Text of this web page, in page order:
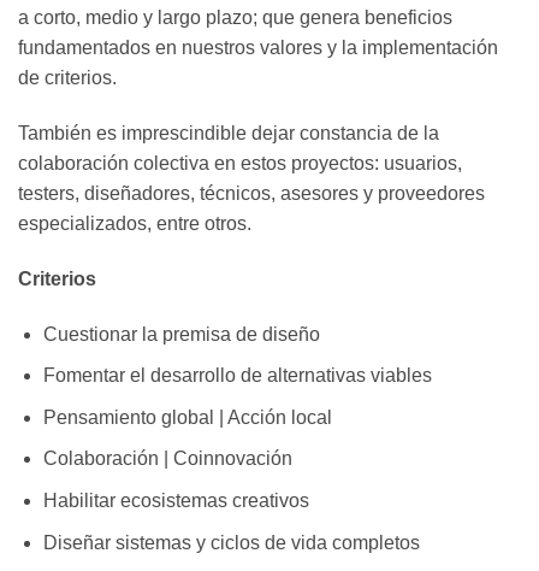
a corto, medio y largo plazo; que genera beneficios
fundamentados en nuestros valores y la implementación
de criterios.
También es imprescindible dejar constancia de la
colaboración colectiva en estos proyectos: usuarios,
testers, diseñadores, técnicos, asesores y proveedores
especializados, entre otros.
Criterios
Cuestionar la premisa de diseño
Fomentar el desarrollo de alternativas viables
Pensamiento global | Acción local
Colaboración | Coinnovación
Habilitar ecosistemas creativos
Diseñar sistemas y ciclos de vida completos